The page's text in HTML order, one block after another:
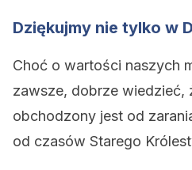
Dziękujmy nie tylko w
Choć o wartości naszych
zawsze, dobrze wiedzieć,
obchodzony jest od
od czasów Starego